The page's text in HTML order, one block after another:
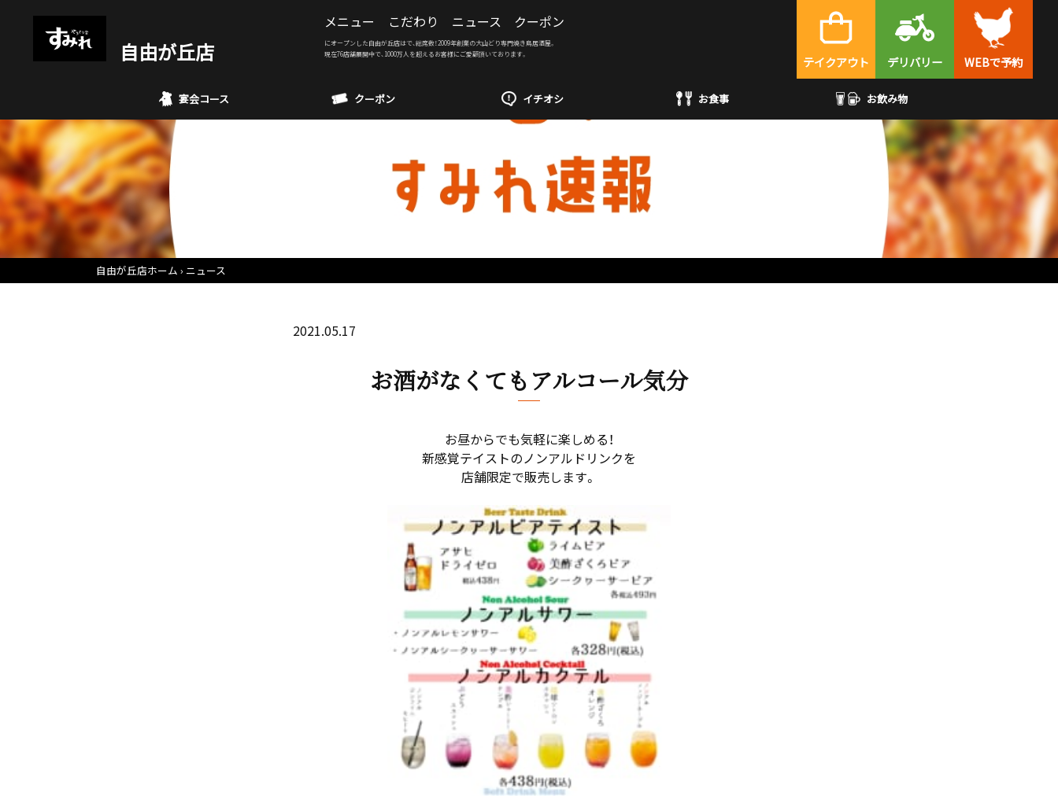
自由が丘店
メニュー こだわり ニュース クーポン
テイクアウト デリバリー WEBで予約
にオープンした自由が丘店はで、総席数！2009年創業の大山どり専門焼き鳥居酒屋。
現在76店舗展開中で、1000万人を超えるお客様にご愛顧頂いております。
宴会コース クーポン イチオシ お食事 お飲み物
自由が丘店ホーム ニュース
2021.05.17
お酒がなくてもアルコール気分
お昼からでも気軽に楽しめる！
新感覚テイストのノンアルドリンクを
店舗限定で販売します。